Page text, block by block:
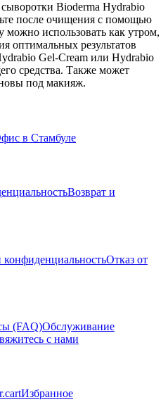
Bioderma Hydrabio
после очищения с помощью
использовать как утром,
оптимальных результатов
Gel-Cream или Hydrabio
средства. Также может
под макияж.
в Стамбуле
Возврат и
конфиденциальностьОтказ от
(FAQ)Обслуживание
с нами
Избранное